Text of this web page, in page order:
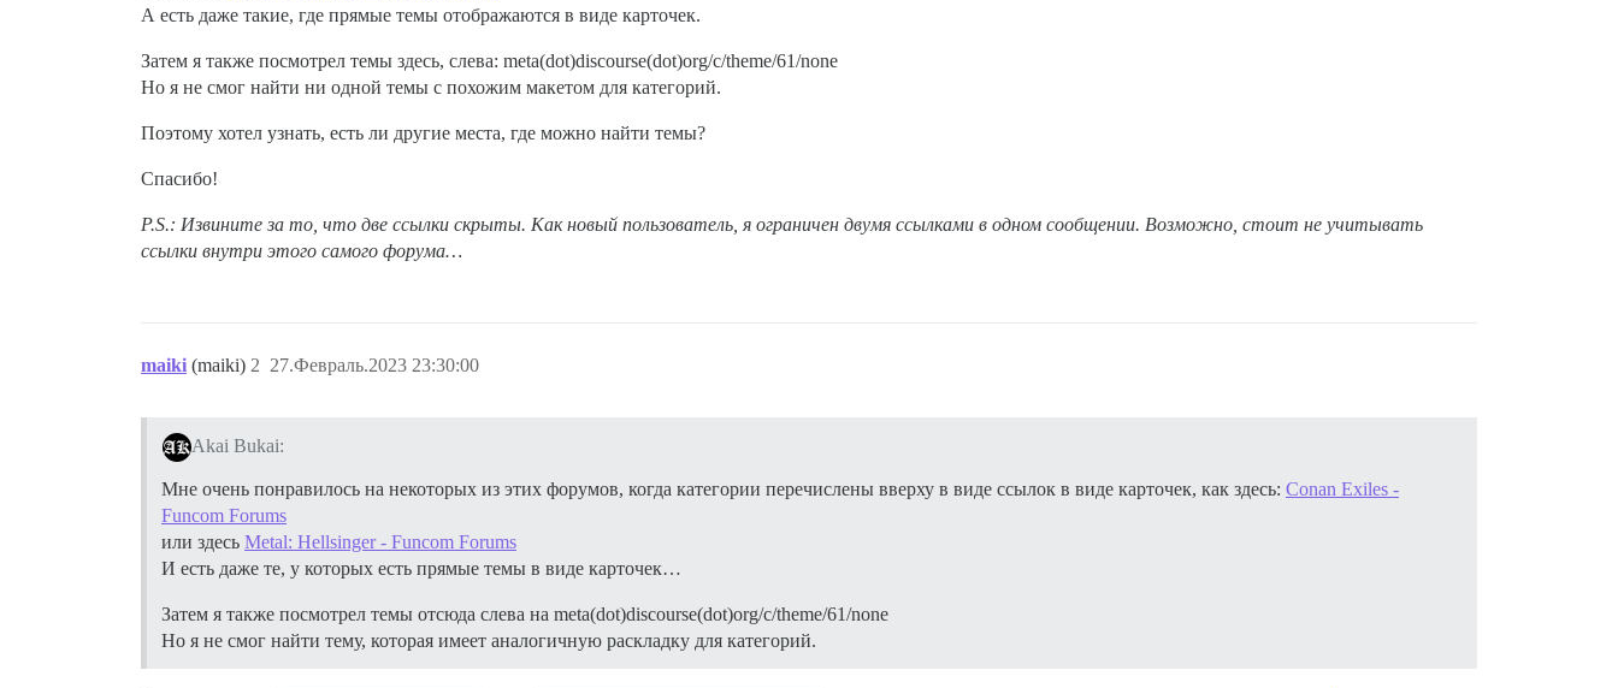
А есть даже такие, где прямые темы отображаются в виде карточек.
Затем я также посмотрел темы здесь, слева: meta(dot)discourse(dot)org/c/theme/61/none
Но я не смог найти ни одной темы с похожим макетом для категорий.
Поэтому хотел узнать, есть ли другие места, где можно найти темы?
Спасибо!
P.S.: Извините за то, что две ссылки скрыты. Как новый пользователь, я ограничен двумя ссылками в одном сообщении. Возможно, стоит не учитывать
ссылки внутри этого самого форума…
maiki (maiki) 27.Февраль.2023 23:30:00
2
Akai Bukai:
Мне очень понравилось на некоторых из этих форумов, когда категории перечислены вверху в виде ссылок в виде карточек, как здесь: Conan Exiles -
Funcom Forums
или здесь Metal: Hellsinger - Funcom Forums
И есть даже те, у которых есть прямые темы в виде карточек…
Затем я также посмотрел темы отсюда слева на meta(dot)discourse(dot)org/c/theme/61/none
Но я не смог найти тему, которая имеет аналогичную раскладку для категорий.